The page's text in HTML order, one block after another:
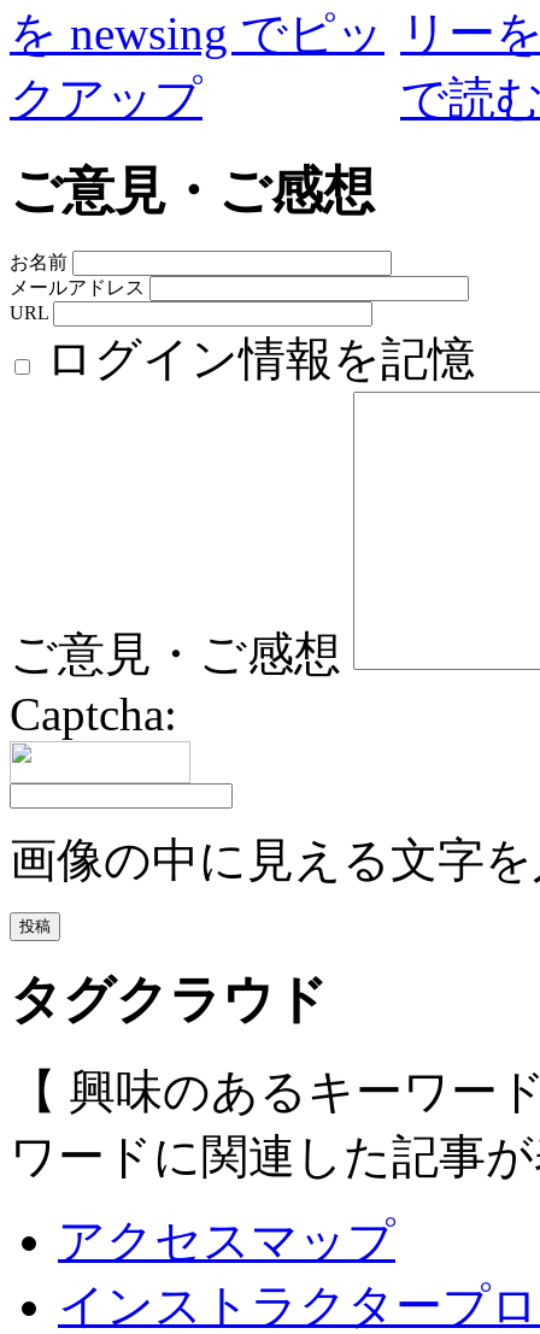
ご意見・ご感想
お名前
メールアドレス
URL
ログイン情報を記憶
ご意見・ご感想
Captcha:
画像の中に見える文字
タグクラウド
【 興味のあるキーワー
ワードに関連した記事
アクセスマップ
インストラクタープ